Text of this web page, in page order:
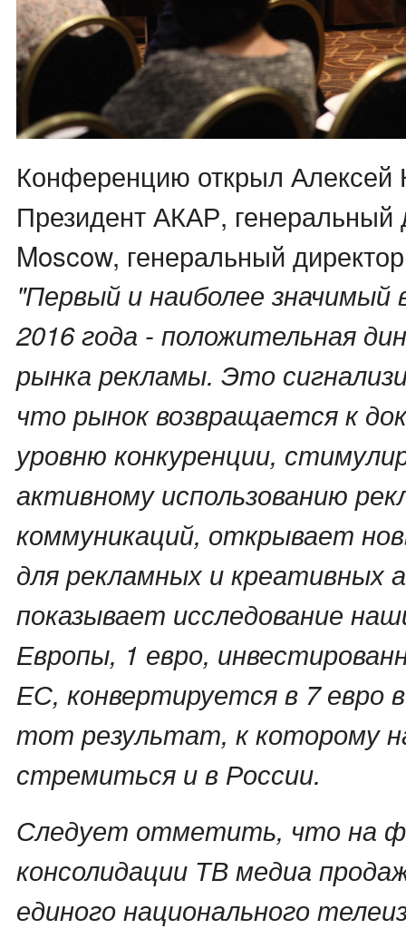
Конференцию открыл Алексей
Президент АКАР, генеральный
Moscow, генеральный
"Первый и наиболее
2016 года - положительная
рынка рекламы. Это
что рынок возвращается к
уровню конкуренции,
активному использованию
коммуникаций, открывает
для рекламных и креативных
показывает исследование
Европы, 1 евро,
ЕС, конвертируется в 7 евро
тот результат, к которому
стремиться и в России.
Следует отметить, что на
консолидации ТВ медиа
единого национального